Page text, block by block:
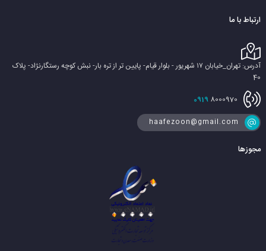
ارتباط با ما
آدرس: تهران_خیابان ۱۷ شهریور - بلوار قیام- پایین تر از تره بار- نبش کوچه رستگارنژاد- پلاک
40
0919 8000970
haafezoon@gmail.com
مجوزها